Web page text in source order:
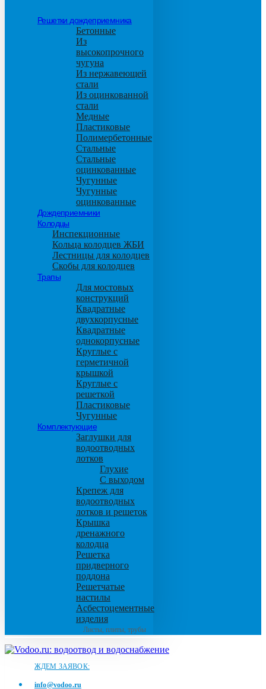
Решетки дождеприемника
Бетонные
Из
высокопрочного
чугуна
Из нержавеющей
стали
Из оцинкованной
стали
Медные
Пластиковые
Полимербетонные
Стальные
Стальные
оцинкованные
Чугунные
Чугунные
оцинкованные
Дождеприемники
Колодцы
Инспекционные
Кольца колодцев ЖБИ
Лестницы для колодцев
Скобы для колодцев
Трапы
Для мостовых
конструкций
Квадратные
двухкорпусные
Квадратные
однокорпусные
Круглые с
герметичной
крышкой
Круглые с
решеткой
Пластиковые
Чугунные
Комплектующие
Заглушки для
водоотводных
лотков
Глухие
С выходом
Крепеж для
водоотводных
лотков и решеток
Крышка
дренажного
колодца
Решетка
придверного
поддона
Решетчатые
настилы
Асбестоцементные
изделия
Листы, плиты, трубы
ЖДЕМ ЗАЯВОК:
info@vodoo.ru